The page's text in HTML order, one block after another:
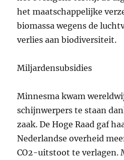
het maatschappelijke
biomassa wegens de
verlies aan biodiversiteit.
Miljardensubsidies
Minnesma kwam
schijnwerpers te staan
zaak. De Hoge Raad gaf
Nederlandse overheid
CO2-uitstoot te verlagen.